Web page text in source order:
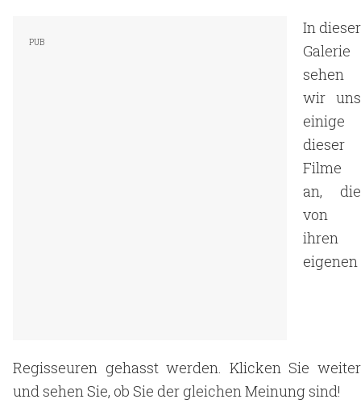
In dieser
Galerie
sehen
wir uns
einige
dieser
Filme
an, die
von
ihren
eigenen
Regisseuren gehasst werden. Klicken Sie weiter
und sehen Sie, ob Sie der gleichen Meinung sind!